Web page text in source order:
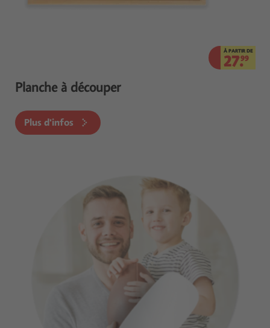
À PARTIR DE
27.99
Planche à découper
Plus d'infos